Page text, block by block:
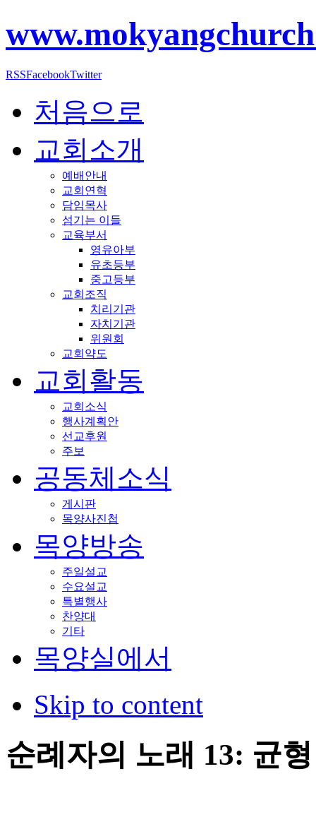
RSSFacebookTwitter
처음으로
교회소개
예배안내
교회연혁
담임목사
섬기는 이들
교육부서
영유아부
유초등부
중고등부
교회조직
치리기관
자치기관
위원회
교회약도
교회활동
교회소식
행사계획안
선교후원
주보
공동체소식
게시판
목양사진첩
목양방송
주일설교
수요설교
특별행사
찬양대
기타
목양실에서
Skip to content
순례자의 노래 13: 균